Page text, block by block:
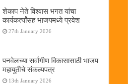
शेकाप नेते विश्वास भगत यांचा
कार्यकर्त्यांसह भाजपमध्ये प्रवेश
27th January 2026
पनवेलच्या सर्वांगीण विकासासाठी भाजप
महायुतीचे संकल्पपत्र
13th January 2026